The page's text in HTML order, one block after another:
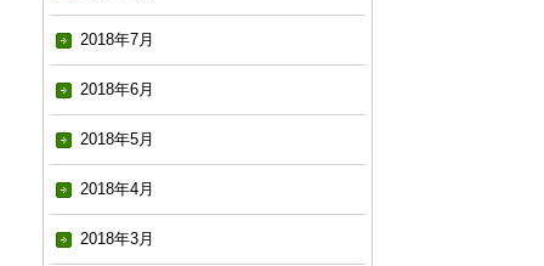
2018年7月
2018年6月
2018年5月
2018年4月
2018年3月